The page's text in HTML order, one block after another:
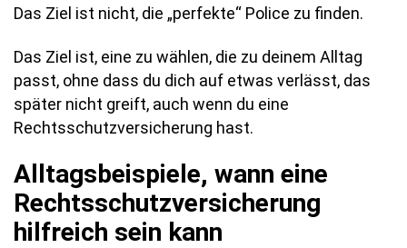
Das Ziel ist nicht, die „perfekte“ Police zu finden.
Das Ziel ist, eine zu wählen, die zu deinem Alltag
passt, ohne dass du dich auf etwas verlässt, das
später nicht greift, auch wenn du eine
Rechtsschutzversicherung hast.
Alltagsbeispiele, wann eine
Rechtsschutzversicherung
hilfreich sein kann